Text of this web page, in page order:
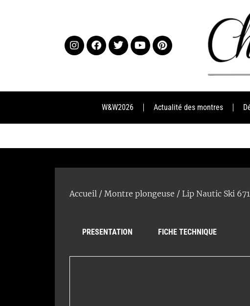
W&W2026 Actualité des montres
Accueil / Montre plongeuse / Lip Nautic Ski
PRESENTATION FICHE TECHNIQUE